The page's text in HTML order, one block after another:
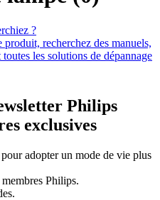
?
recherchez des manuels,
les solutions de dépannage
Philips
exclusives
adopter un mode de vie plus
Philips.